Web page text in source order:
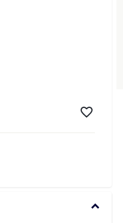
keyboard_arrow_down